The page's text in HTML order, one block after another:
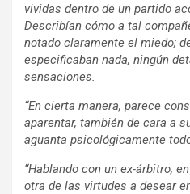
vividas dentro de un partido
Describían cómo a tal
notado claramente el miedo;
especificaban nada, ningún
sensaciones.
“En cierta manera, parece
aparentar, también de cara a
aguanta psicológicamente
“Hablando con un ex-árbitro,
otra de las virtudes a desear